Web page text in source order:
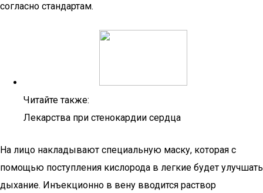
согласно стандартам.
Читайте также:
Лекарства при стенокардии сердца
На лицо накладывают специальную маску, которая с
помощью поступления кислорода в легкие будет улучшать
дыхание. Инъекционно в вену вводится раствор